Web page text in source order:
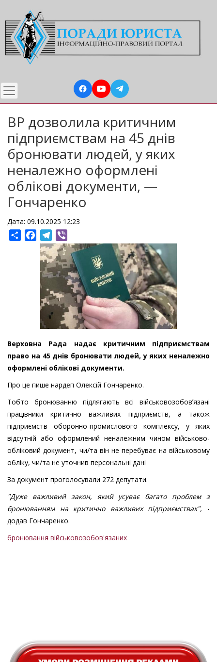
до
основного
вмісту
ВР дозволила критичним
підприємствам на 45 днів
бронювати людей, у яких
неналежно оформлені
облікові документи, —
Гончаренко
Дата: 09.10.2025 12:23
ShareFacebookTelegram
Верховна Рада надає критичним підприємствам
право на 45 днів бронювати людей, у яких неналежно
оформлені облікові документи.
Про це пише нардеп Олексій Гончаренко.
Тобто бронюванню підлягають всі військовозобовʼязані
працівники критично важливих підприємств, а також
підприємств оборонно-промислового комплексу, у яких
відсутній або оформлений неналежним чином військово-
обліковий документ, чи/та він не перебуває на військовому
обліку, чи/та не уточнив персональні дані
За документ проголосували 272 депутати.
"Дуже важливий закон, який усуває багато проблем з
бронюванням на критично важливих підприємствах", -
додав Гончаренко.
бронювання військовозобов'язаних